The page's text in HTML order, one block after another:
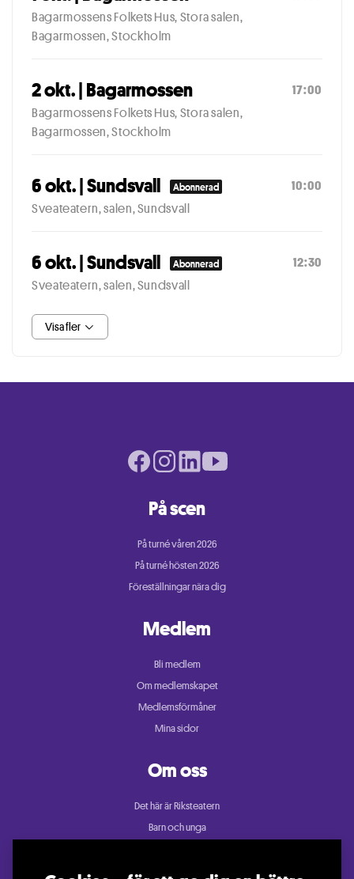
Bagarmossens Folkets Hus, Stora salen,
Bagarmossen, Stockholm
2 okt. | Bagarmossen
Bagarmossens Folkets Hus, Stora salen,
Bagarmossen, Stockholm
17:00
6 okt. | Sundsvall Abonnerad
Sveateatern, salen, Sundsvall
10:00
6 okt. | Sundsvall Abonnerad
Sveateatern, salen, Sundsvall
12:30
Visa fler
På scen
På turné våren 2026
På turné hösten 2026
Föreställningar nära dig
Medlem
Bli medlem
Om medlemskapet
Medlemsförmåner
Mina sidor
Om oss
Det här är Riksteatern
Barn och unga
Facebook page
Instagram page
LinkedIn pageYoutube page